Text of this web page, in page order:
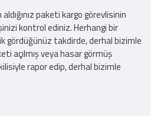
paketi kargo görevlisinin
kontrol ediniz. Herhangi bir
gördüğünüz takdirde, derhal bizimle
açılmış veya hasar görmüş
rapor edip, derhal bizimle